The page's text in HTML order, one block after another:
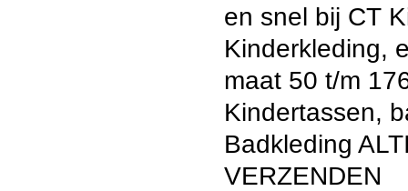
en snel bij CT
Kinderkleding,
maat 50 t/m
Kindertassen,
Badkleding
VERZENDEN